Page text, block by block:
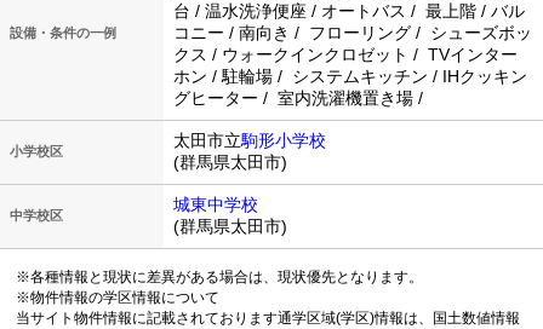
設備・条件の一例
台 / 温水洗浄便座 / オートバス / 最上階 / バル
コニー / 南向き / フローリング / シューズボッ
クス / ウォークインクロゼット / TVインター
ホン / 駐輪場 / システムキッチン / IHクッキン
グヒーター / 室内洗濯機置き場 /
小学校区
太田市立駒形小学校
(群馬県太田市)
中学校区
城東中学校
(群馬県太田市)
※各種情報と現状に差異がある場合は、現状優先となります。
※物件情報の学区情報について
当サイト物件情報に記載されております通学区域(学区)情報は、国土数値情報